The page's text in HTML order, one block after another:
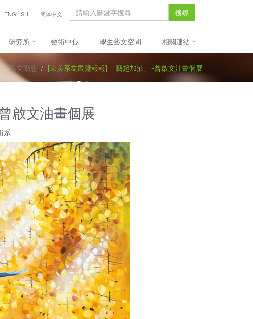
ENGLISH 簡体中文 搜尋
研究所 藝術中心 學生藝文空間 相關連結
系友動態 [東美系友展覽報報] 「藝起加油」~曾啟文油畫個展
啟文油畫個展
系